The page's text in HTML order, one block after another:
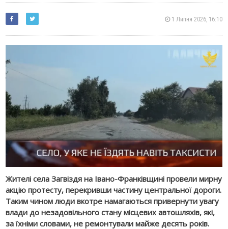
1 Липня 2026, 16:10
Жителі села Загвіздя на Івано-Франківщині провели мирну
акцію протесту, перекривши частину центральної дороги.
Таким чином люди вкотре намагаються привернути увагу
влади до незадовільного стану місцевих автошляхів, які,
за їхніми словами, не ремонтували майже десять років.